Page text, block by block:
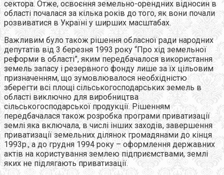
сектора. Отже, освоєння земельно-орендних відносин в
області почалася за кілька років до того, як вони почали
розвиватися в Україні у ширших масштабах.
Важливим було також рішення обласної ради народних
депутатів від 3 березня 1993 року “Про хід земельної
реформи в області”, яким передбачалося використання
земель запасу і резервного фонду лише за їх цільовим
призначенням, що зумовлювалося необхідністю
зберегти всі площі сільськогосподарських земель в
області виключно для виробництва
сільськогосподарської продукції. Рішенням
передбачалася також розробка програми приватизації
землі яка включала, в числі інших заходів, завершення
приватизації земельних ділянок громадянами до кінця
1993р., а до грудня 1994 року – оформлення державних
актів на користування землею підприємствами, землі
яких не підлягають приватизації.